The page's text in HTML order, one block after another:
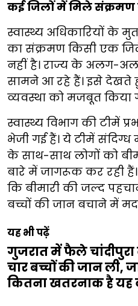
कई जिलों में मिले
स्वास्थ्य अधिकारियों के
का संक्रमण किसी एक
नहीं है। राज्य के अलग-
सामने आ रहे हैं। इसे देखते
व्यवस्था को मजबूत किया
स्वास्थ्य विभाग की टीमें
भेजी गई हैं। ये टीमें
के साथ-साथ लोगों को
बारे में जागरूक कर रही
कि बीमारी की जल्द
बच्चों की जान बचाने में
यह भी पढ़ें
गुजरात में फैले
चार बच्चों की जान ली,
कितना खतरनाक है यह